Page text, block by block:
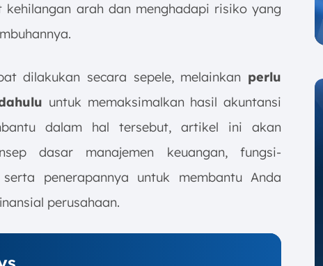
arah dan menghadapi risiko yang
dilakukan secara sepele, melainkan perlu
untuk memaksimalkan hasil akuntansi
dalam hal tersebut, artikel ini akan
dasar manajemen keuangan, fungsi-
penerapannya untuk membantu Anda
perusahaan.